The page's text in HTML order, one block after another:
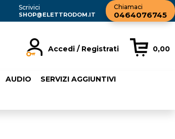
Scrivici
SHOP@ELETTRODOM.IT
Chiamaci
0464076745
Accedi / Registrati
"Registrati"
0,00
AUDIO SERVIZI AGGIUNTIVI